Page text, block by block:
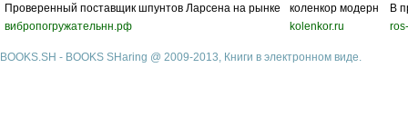
Проверенный поставщик шпунтов Ларсена на рынке
вибропогружательнн.рф
коленкор модерн
kolenkor.ru
В
BOOKS.SH - BOOKS SHaring @ 2009-2013, Книги в электронном виде.